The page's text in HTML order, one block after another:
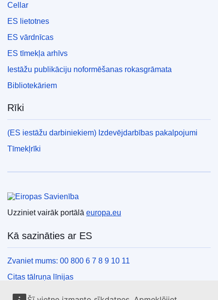
Cellar
ES lietotnes
ES vārdnīcas
ES tīmekļa arhīvs
Iestāžu publikāciju noformēšanas rokasgrāmata
Bibliotekāriem
Rīki
(ES iestāžu darbiniekiem) Izdevējdarbības pakalpojumi
Tīmekļrīki
Uzziniet vairāk portālā europa.eu
Kā sazināties ar ES
Zvaniet mums: 00 800 6 7 8 9 10 11
Citas tālruņa līnijas
Saziņas veidlapa